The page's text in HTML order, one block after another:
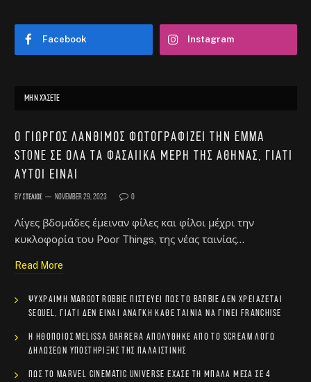
Facebook Instagram
ΜΗΝ ΧΆΣΕΤΕ
Ο Γιώργος Λάνθιμος φωτογραφίζει την Emma
Stone σε όλα τα φασαίικα μέρη της Αθήνας, γιατί
αυτοί είναι
By Στέλιος November 29, 2023 0
Λίγες βδομάδες έμειναν φίλες και φίλοι μέχρι την
κυκλοφορία του Poor Things, της νέας ταινίας…
Read More
Ψύχραιμη Margot Robbie πιστεύει πως το Barbie δεν χρειάζεται
sequel, γιατί δεν είναι ανάγκη κάθε ταινία να γίνει franchise
Η ηθοποιός Melissa Barrera απολύθηκε από το Scream λόγω
δηλώσεων υποστήριξης της Παλαιστίνης
Πώς το Marvel Cinematic Universe έχασε τη μπάλα μέσα σε 4